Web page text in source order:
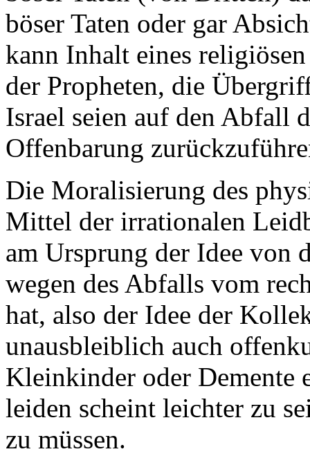
böser Taten oder gar
kann Inhalt eines
der Propheten, die
Israel seien auf den Abfall
Offenbarung
Die Moralisierung des
Mittel der irrationalen
am Ursprung der Idee von
wegen des Abfalls vom
hat, also der Idee der
unausbleiblich auch
Kleinkinder oder Demente
leiden scheint leichter zu
zu müssen.